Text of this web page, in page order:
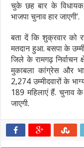
चुके छह बार के विधायक,
भाजपा चुनाव हार जाएगी’.
बता दें कि शुक्रवार को
मतदान हुआ. बसपा के
जिले के रामगढ़ निर्वाचन
मुकाबला कांग्रेस और
2,274 उम्मीदवारों के
189 महिलाएं हैं. चुनाव
जाएगी.